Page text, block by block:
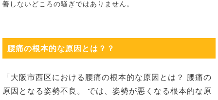
善しないどころの騒ぎではありません。
腰痛の根本的な原因とは？？
「大阪市西区における腰痛の根本的な原因とは？ 腰痛の
原因となる姿勢不良。 では、姿勢が悪くなる根本的な原